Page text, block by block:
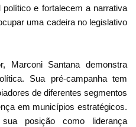
e fortalecem a narrativa
uma cadeira no legislativo
Marconi Santana demonstra
Sua pré-campanha tem
de diferentes segmentos
em municípios estratégicos.
posição como liderança